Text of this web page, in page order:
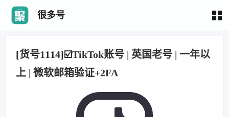
很多号
[货号1114]☑️TikTok账号 | 英国老号 | 一年以
上 | 微软邮箱验证+2FA